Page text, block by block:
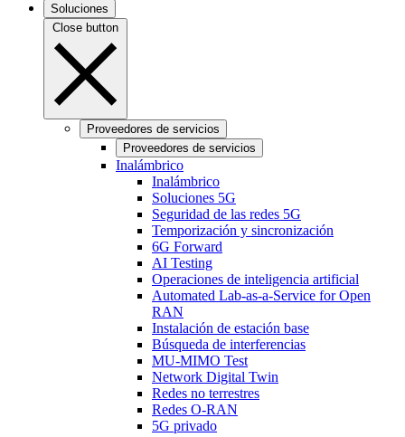
Soluciones
Close button
Proveedores de servicios
Proveedores de servicios
Inalámbrico
Inalámbrico
Soluciones 5G
Seguridad de las redes 5G
Temporización y sincronización
6G Forward
AI Testing
Operaciones de inteligencia artificial
Automated Lab-as-a-Service for Open
RAN
Instalación de estación base
Búsqueda de interferencias
MU-MIMO Test
Network Digital Twin
Redes no terrestres
Redes O-RAN
5G privado